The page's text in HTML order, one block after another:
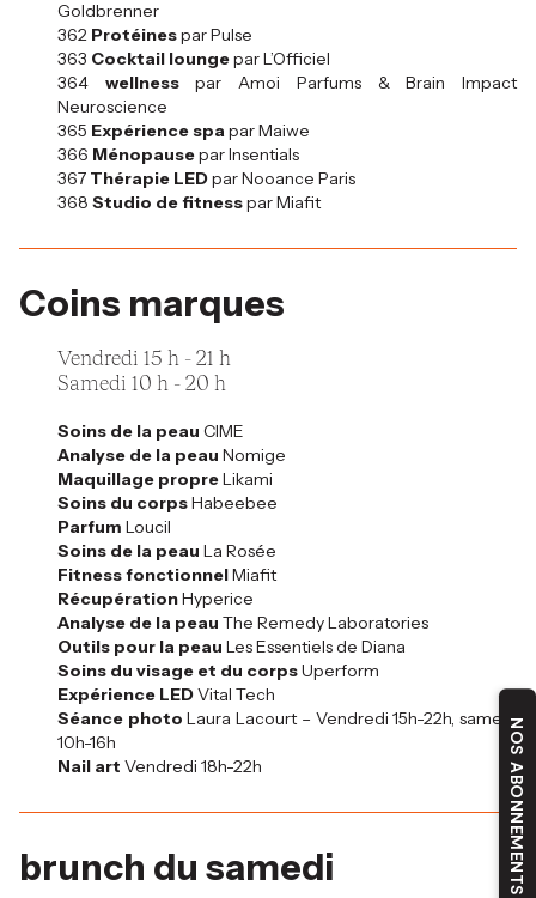
Goldbrenner
362 Protéinespar Pulse
363 Cocktail loungepar L’Officiel
364 wellnesspar Amoi Parfums & Brain Impact
Neuroscience
365 Expérience spapar Maiwe
366 Ménopausepar Insentials
367 Thérapie LEDpar Nooance Paris
368 Studio de fitnesspar Miafit
Coins marques
Vendredi 15 h - 21 h
Samedi 10 h - 20 h
Soins de la peau CIME
Analyse de la peau Nomige
Maquillage propreLikami
Soins du corpsHabeebee
Parfum Loucil
Soins de la peau La Rosée
Fitness fonctionnelMiafit
RécupérationHyperice
Analyse de la peau The Remedy Laboratories
Outils pour la peau Les Essentiels de Diana
Soins du visage et du corpsUperform
Expérience LEDVital Tech
Séance photo Laura Lacourt – Vendredi 15h-22h, samedi
10h-16h
Nail art Vendredi 18h-22h
brunch du samedi NOS ABONNEMENTS